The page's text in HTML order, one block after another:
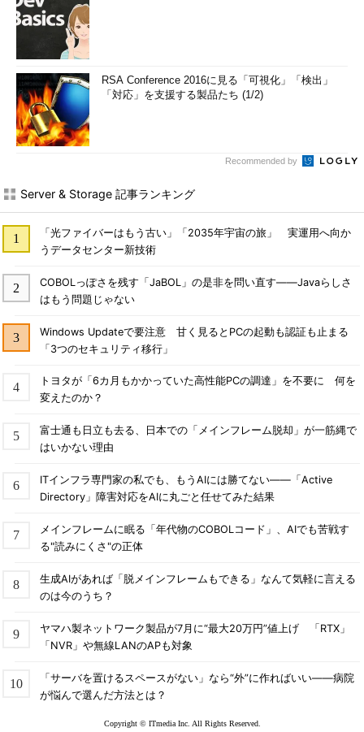
RSA Conference 2016に見る「可視化」「検出」
「対応」を支援する製品たち (1/2)
Recommended by
Server & Storage 記事ランキング
「光ファイバーはもう古い」「2035年宇宙の旅」 実運用へ向か
うデータセンター新技術
COBOLっぽさを残す「JaBOL」の是非を問い直す――Javaらしさ
はもう問題じゃない
Windows Updateで要注意 甘く見るとPCの起動も認証も止まる
「3つのセキュリティ移行」
トヨタが「6カ月もかかっていた高性能PCの調達」を不要に 何を
変えたのか？
富士通も日立も去る、日本での「メインフレーム脱却」が一筋縄で
はいかない理由
ITインフラ専門家の私でも、もうAIには勝てない――「Active
Directory」障害対応をAIに丸ごと任せてみた結果
メインフレームに眠る「年代物のCOBOLコード」、AIでも苦戦す
る"読みにくさ"の正体
生成AIがあれば「脱メインフレームもできる」なんて気軽に言える
のは今のうち？
ヤマハ製ネットワーク製品が7月に“最大20万円”値上げ 「RTX」
「NVR」や無線LANのAPも対象
「サーバを置けるスペースがない」なら“外”に作ればいい――病院
が悩んで選んだ方法とは？
Copyright © ITmedia Inc. All Rights Reserved.